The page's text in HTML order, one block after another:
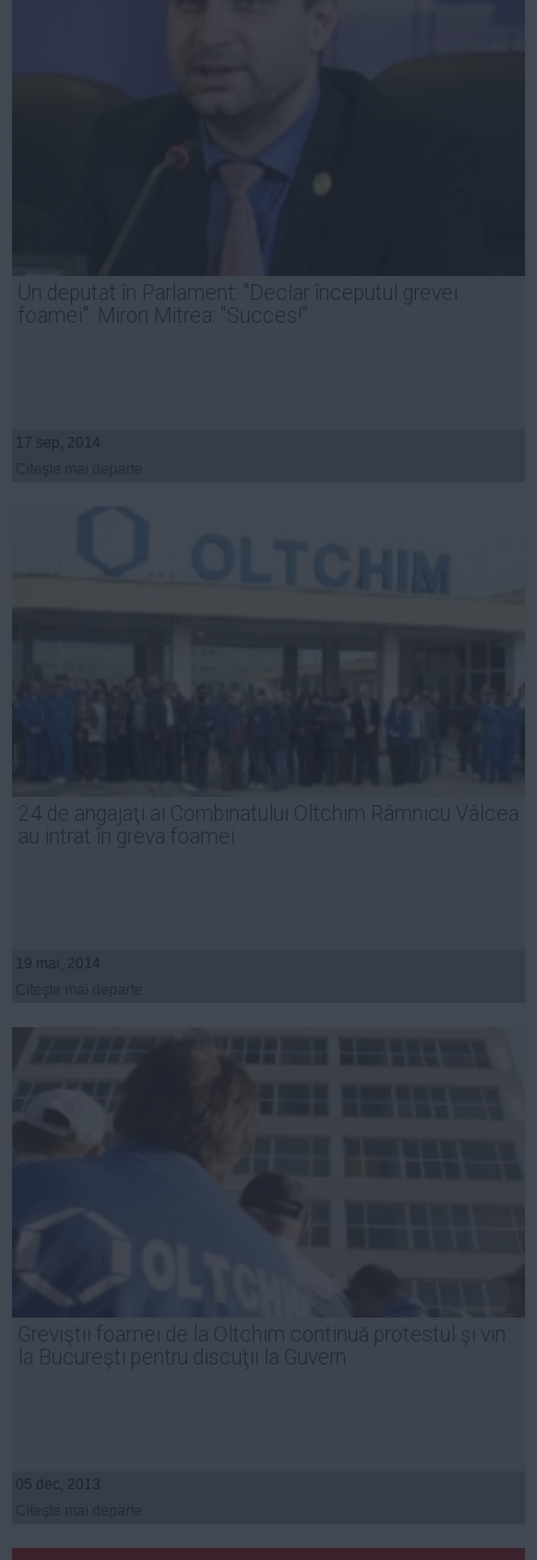
Un deputat în Parlament: "Declar începutul grevei
foamei". Miron Mitrea: "Succes!"
17 sep, 2014
24 de angajaţi ai Combinatului Oltchim Râmnicu Vâlcea
au intrat în greva foamei
19 mai, 2014
Greviştii foamei de la Oltchim continuă protestul şi vin
la Bucureşti pentru discuţii la Guvern
05 dec, 2013